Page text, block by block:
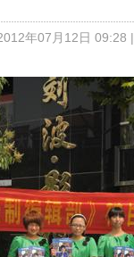
年07月12日 09:28 |